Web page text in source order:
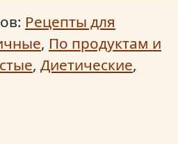
Рецепты для
, По продуктам и
, Диетические,